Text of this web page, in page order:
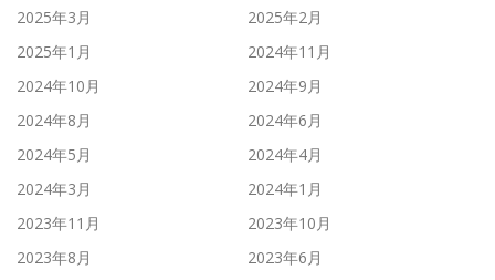
2025年3月
2025年2月
2025年1月
2024年11月
2024年10月
2024年9月
2024年8月
2024年6月
2024年5月
2024年4月
2024年3月
2024年1月
2023年11月
2023年10月
2023年8月
2023年6月